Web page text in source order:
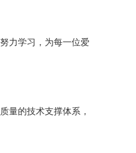
力学习，为每一位爱
量的技术支撑体系，